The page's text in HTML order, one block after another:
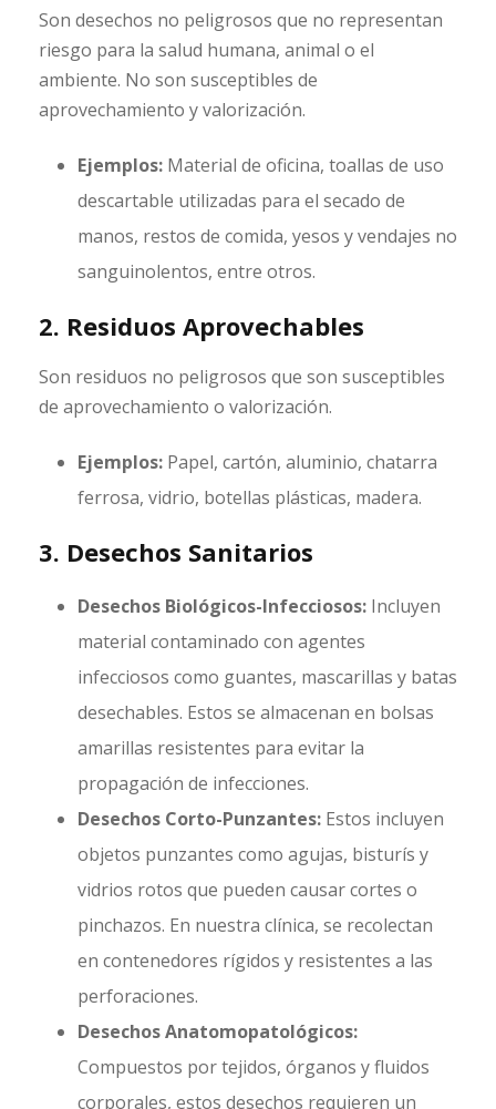
Son desechos no peligrosos que no representan
riesgo para la salud humana, animal o el
ambiente. No son susceptibles de
aprovechamiento y valorización.
Ejemplos: Material de oficina, toallas de uso
descartable utilizadas para el secado de
manos, restos de comida, yesos y vendajes no
sanguinolentos, entre otros.
2. Residuos Aprovechables
Son residuos no peligrosos que son susceptibles
de aprovechamiento o valorización.
Ejemplos: Papel, cartón, aluminio, chatarra
ferrosa, vidrio, botellas plásticas, madera.
3. Desechos Sanitarios
Desechos Biológicos-Infecciosos: Incluyen
material contaminado con agentes
infecciosos como guantes, mascarillas y batas
desechables. Estos se almacenan en bolsas
amarillas resistentes para evitar la
propagación de infecciones.
Desechos Corto-Punzantes: Estos incluyen
objetos punzantes como agujas, bisturís y
vidrios rotos que pueden causar cortes o
pinchazos. En nuestra clínica, se recolectan
en contenedores rígidos y resistentes a las
perforaciones.
Desechos Anatomopatológicos:
Compuestos por tejidos, órganos y fluidos
corporales, estos desechos requieren un